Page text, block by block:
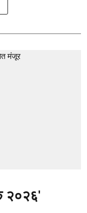
२०२६'